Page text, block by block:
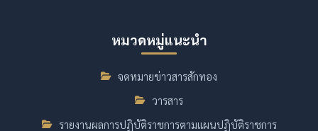
หมวดหมู่แนะนำ
จดหมายข่าวสารสักทอง
วารสาร
รายงานผลการปฏิบัติราชการตามแผนปฏิบัติราชการ